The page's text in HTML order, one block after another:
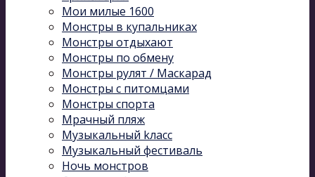
Мои милые 1600
Монстры в купальниках
Монстры отдыхают
Монстры по обмену
Монстры рулят / Маскарад
Монстры с питомцами
Монстры спорта
Мрачный пляж
Музыкальный kласс
Музыкальный фестиваль
Ночь монстров